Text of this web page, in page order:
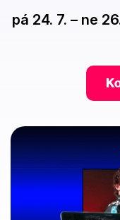
pá 24. 7. – ne